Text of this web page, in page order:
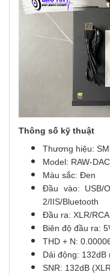
Thông số kỹ thuật
Thương hiệu:
Model: RAW-
Màu sắc: Đen
Đầu vào: USB/
2/IIS/Bluetooth
Đầu ra: XLR/RCA
Biên độ đầu ra:
THD + N:
Dải động: 132dB
SNR: 132dB